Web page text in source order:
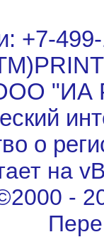
+7-
"ИА
о
на
-